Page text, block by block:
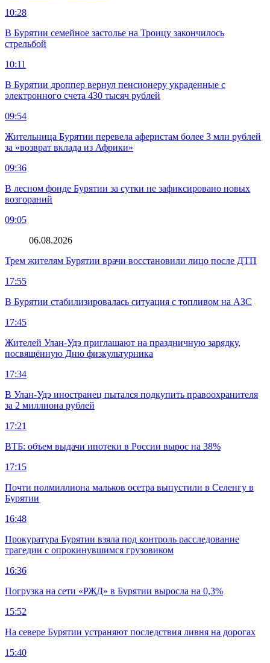
10:28
В Бурятии семейное застолье на Троицу закончилось
стрельбой
10:11
В Бурятии дроппер вернул пенсионеру украденные с
электронного счета 430 тысяч рублей
09:54
Жительница Бурятии перевела аферистам более 3 млн рублей
за «возврат вклада из Африки»
09:36
В лесном фонде Бурятии за сутки не зафиксировано новых
возгораний
09:05
06.08.2026
Трем жителям Бурятии врачи восстановили лицо после ДТП
17:55
В Бурятии стабилизировалась ситуация с топливом на АЗС
17:45
Жителей Улан-Удэ приглашают на праздничную зарядку,
посвящённую Дню физкультурника
17:34
В Улан-Удэ иностранец пытался подкупить правоохранителя
за 2 миллиона рублей
17:21
ВТБ: объем выдачи ипотеки в России вырос на 38%
17:15
Почти полмиллиона мальков осетра выпустили в Селенгу в
Бурятии
16:48
Прокуратура Бурятии взяла под контроль расследование
трагедии с опрокинувшимся грузовиком
16:36
Погрузка на сети «РЖД» в Бурятии выросла на 0,3%
15:52
На севере Бурятии устраняют последствия ливня на дорогах
15:40